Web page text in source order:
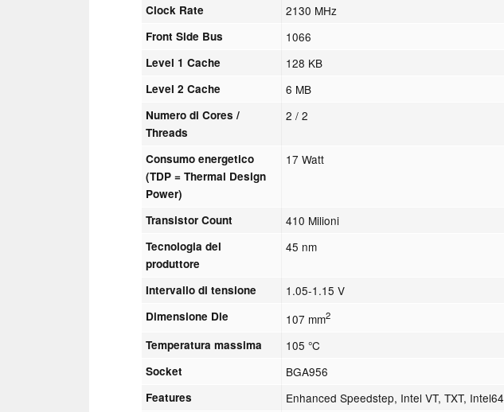
Clock Rate 2130 MHz
Front Side Bus 1066
Level 1 Cache 128 KB
Level 2 Cache 6 MB
Numero di Cores /
Threads
2 / 2
Consumo energetico
(TDP = Thermal Design
Power)
17 Watt
Transistor Count 410 Milioni
Tecnologia del
produttore
45 nm
Intervallo di tensione 1.05-1.15 V
Dimensione Die 107 mm2
Temperatura massima 105 °C
Socket BGA956
Features Enhanced Speedstep, Intel VT, TXT, Intel64